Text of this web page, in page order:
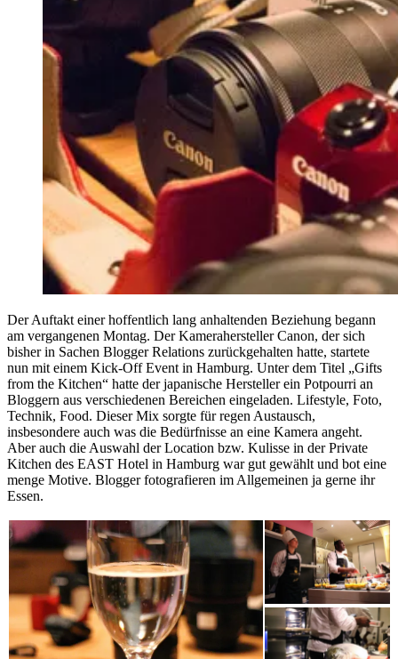
Der Auftakt einer hoffentlich lang anhaltenden Beziehung begann
am vergangenen Montag. Der Kamerahersteller Canon, der sich
bisher in Sachen Blogger Relations zurückgehalten hatte, startete
nun mit einem Kick-Off Event in Hamburg. Unter dem Titel „Gifts
from the Kitchen“ hatte der japanische Hersteller ein Potpourri an
Bloggern aus verschiedenen Bereichen eingeladen. Lifestyle, Foto,
Technik, Food. Dieser Mix sorgte für regen Austausch,
insbesondere auch was die Bedürfnisse an eine Kamera angeht.
Aber auch die Auswahl der Location bzw. Kulisse in der Private
Kitchen des EAST Hotel in Hamburg war gut gewählt und bot eine
menge Motive. Blogger fotografieren im Allgemeinen ja gerne ihr
Essen.